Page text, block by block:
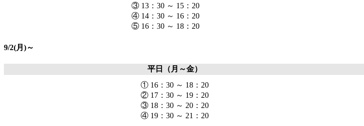
③ 13：30 ～ 15：20
④ 14：30 ～ 16：20
⑤ 16：30 ～ 18：20
9/2(月)～
平日（月～金）
① 16：30 ～ 18：20
② 17：30 ～ 19：20
③ 18：30 ～ 20：20
④ 19：30 ～ 21：20